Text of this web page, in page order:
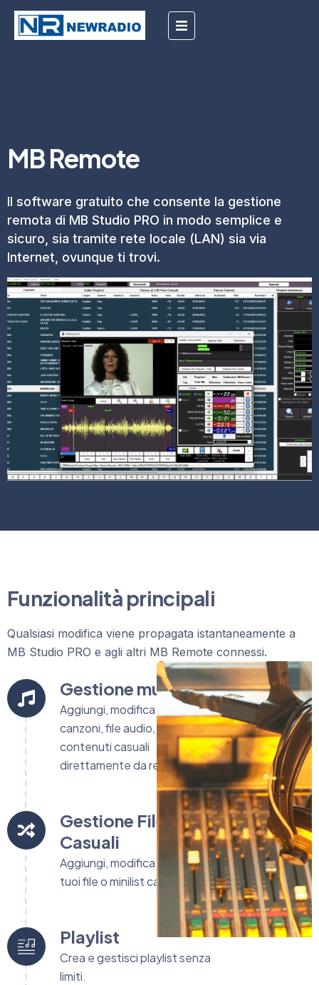
MB Remote
Il software gratuito che consente la gestione
remota di MB Studio PRO in modo semplice e
sicuro, sia tramite rete locale (LAN) sia via
Internet, ovunque ti trovi.
Funzionalità principali
Qualsiasi modifica viene propagata istantaneamente a
MB Studio PRO e agli altri MB Remote connessi.
Gestione musicale
Aggiungi, modifica o elimina
canzoni, file audio, jingles e
contenuti casuali
direttamente da remoto.
Gestione File
Casuali
Aggiungi, modifica o elimina i
tuoi file o minilist casuali
Playlist
Crea e gestisci playlist senza
limiti.